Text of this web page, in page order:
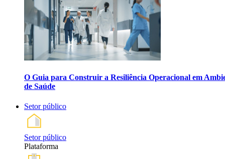
O Guia para Construir a Resiliência Operacional em
de Saúde
Setor público
Setor público
Plataforma